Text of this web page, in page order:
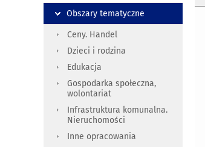
Obszary tematyczne
Ceny. Handel
Dzieci i rodzina
Edukacja
Gospodarka społeczna,
wolontariat
Infrastruktura komunalna.
Nieruchomości
Inne opracowania